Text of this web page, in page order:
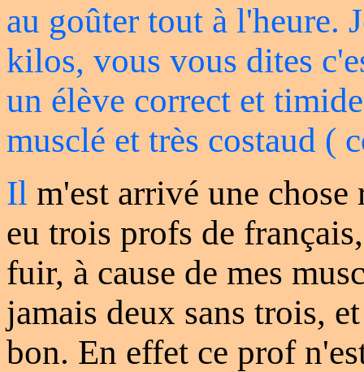
au goûter tout à l'heure.
kilos, vous vous dites
un élève correct et
musclé et très costaud (
Il m'est arrivé une
eu trois profs de
fuir, à cause de mes
jamais deux sans trois,
bon. En effet ce prof